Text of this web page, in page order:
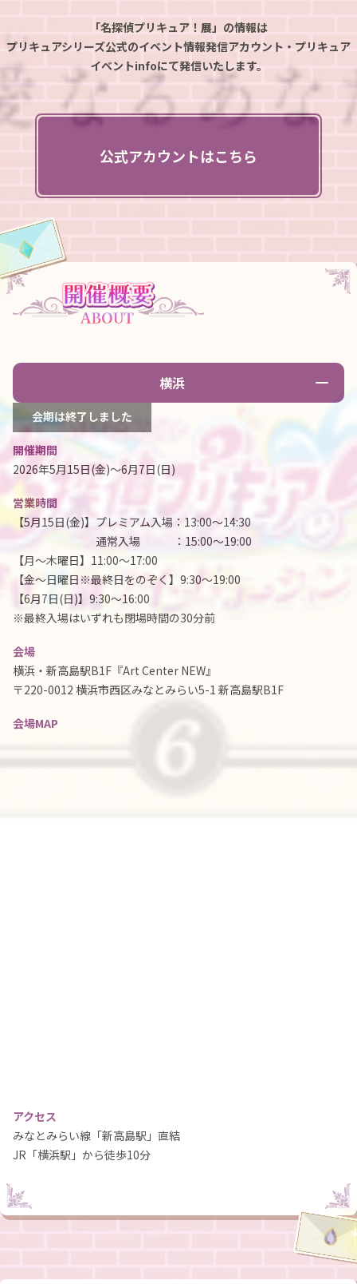
【横浜会場】ウェルカムハイタッチ会開催決定！!
2026.03.15
横浜会場のチケット情報を公開！プレミアム先行入場は100名限
定で開催!
2026.03.15
横浜会場の開催概要更新！
「名探偵プリキュア！展 なぜ？謎？！インビテーション」横浜
「名探偵プリキュア！展」の情報は
プリキュアシリーズ公式のイベント情報発信アカウント・プリキュア
イベントinfoにて発信いたします。
公式アカウントはこちら
横浜
会期は終了しました
開催期間
2026年5月15日(金)～6月7日(日)
営業時間
【5月15日(金)】 プレミアム入場：13:00～14:30
通常入場 ：15:00～19:00
【月～木曜日】11:00～17:00
【金～日曜日※最終日をのぞく】9:30～19:00
【6月7日(日)】9:30～16:00
※最終入場はいずれも閉場時間の30分前
会場
横浜・新高島駅B1F『Art Center NEW』
〒220-0012 横浜市西区みなとみらい5-1 新高島駅B1F
会場MAP
アクセス
みなとみらい線「新高島駅」直結
JR「横浜駅」から徒歩10分